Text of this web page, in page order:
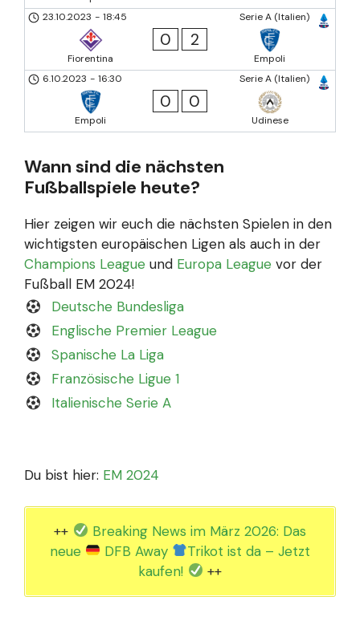
Serie A (Italien)
23.10.2023 - 18:45
Fiorentina
0 2
Empoli
Serie A (Italien)
6.10.2023 - 16:30
Empoli
0 0
Udinese
Wann sind die nächsten
Fußballspiele heute?
Hier zeigen wir euch die nächsten Spielen in den
wichtigsten europäischen Ligen als auch in der
Champions League und Europa League vor der
Fußball EM 2024!
Deutsche Bundesliga
Englische Premier League
Spanische La Liga
Französische Ligue 1
Italienische Serie A
Du bist hier: EM 2024
++
Breaking News im März 2026: Das
neue
DFB Away
Trikot ist da – Jetzt
kaufen!
++